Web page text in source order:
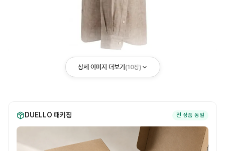
상세 이미지 더보기 (10장)
DUELLO 패키징 전 상품 동일